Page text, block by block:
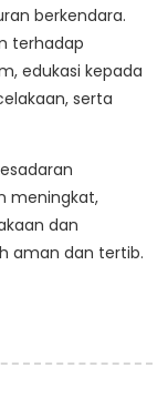
berkendara.
terhadap
edukasi kepada
serta
meningkat,
dan
aman dan tertib.